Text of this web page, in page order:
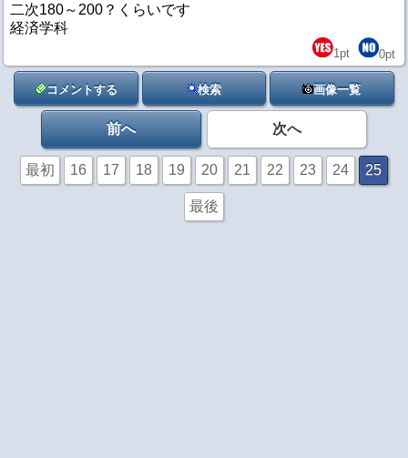
二次180～200？くらいです
経済学科
1pt 0pt
コメントする 検索 画像一覧
前へ 次へ
最初 16 17 18 19 20 21 22 23 24 25
最後